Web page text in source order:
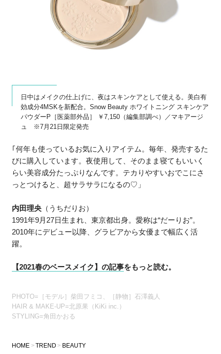
日中はメイクの仕上げに、夜はスキンケアとして使える。美白有
効成分4MSKを新配合。Snow Beauty ホワイトニング スキンケア
パウダーP［医薬部外品］ ￥7,150（編集部調べ）／マキアージ
ュ ※7月21日限定発売
｢何年も使っているお気に入りアイテム。毎年、発売するた
びに購入しています。夜使用して、そのまま寝てもいいく
らい美容成分たっぷりなんです。テカりやすいおでこにさ
っとつけると、超サラサラになるの♡」
内田理央 （うちだりお）
1991年9月27日生まれ、東京都出身。愛称は“だーりお”。
2010年にデビュー以降、グラビアから女優まで幅広く活
躍。
【2021春のベースメイク】の記事をもっと読む。
PHOTO=［モデル］柴田フミコ、［静物］石澤義人
HAIR & MAKE-UP=北原果（KiKi inc.）
STYLING=角田かおる
HOME TREND
BEAUTY